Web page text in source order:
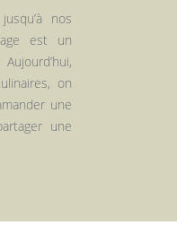
nos
est un
on
une
une